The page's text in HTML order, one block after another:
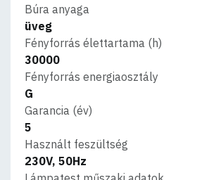
Búra anyaga
üveg
Fényforrás élettartama (h)
30000
Fényforrás energiaosztály
G
Garancia (év)
5
Használt feszültség
230V, 50Hz